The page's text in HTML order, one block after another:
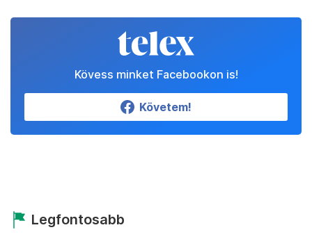
Kövess minket Facebookon is!
Követem!
Legfontosabb